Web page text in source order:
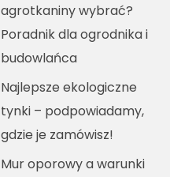
agrotkaniny wybrać?
Poradnik dla ogrodnika i
budowlańca
Najlepsze ekologiczne
tynki – podpowiadamy,
gdzie je zamówisz!
Mur oporowy a warunki